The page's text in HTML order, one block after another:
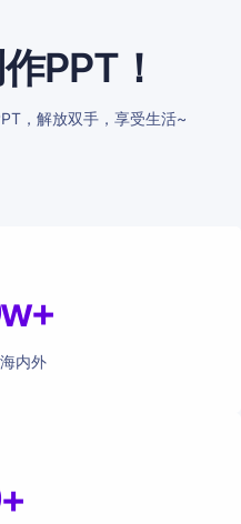
PPT！
，解放双手，享受生活~
内外